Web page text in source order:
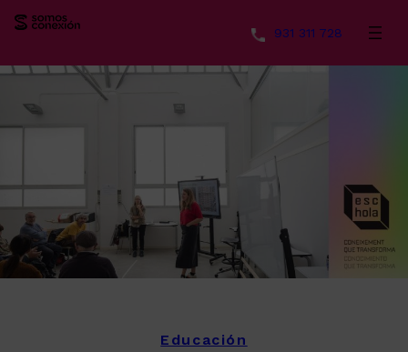
Saltar
contenido
931 311 728
Educación